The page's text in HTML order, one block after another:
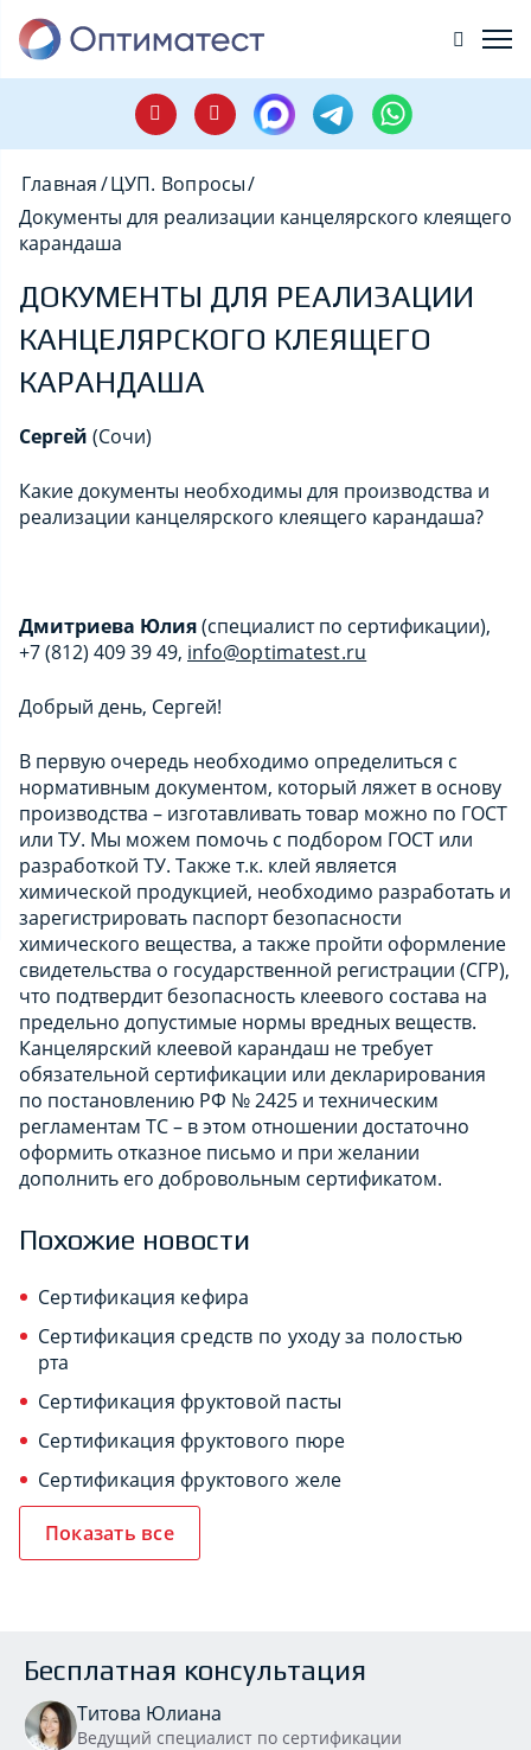
Главная/ЦУП. Вопросы/
Документы для реализации канцелярского клеящего
карандаша
ДОКУМЕНТЫ ДЛЯ РЕАЛИЗАЦИИ
КАНЦЕЛЯРСКОГО КЛЕЯЩЕГО
КАРАНДАША
Сергей (Сочи)
Какие документы необходимы для производства и
реализации канцелярского клеящего карандаша?
Дмитриева Юлия(специалист по сертификации),
+7 (812) 409 39 49, info@optimatest.ru
Добрый день, Сергей!
В первую очередь необходимо определиться с
нормативным документом, который ляжет в основу
производства – изготавливать товар можно по ГОСТ
или ТУ. Мы можем помочь с подбором ГОСТ или
разработкой ТУ. Также т.к. клей является
химической продукцией, необходимо разработать и
зарегистрировать паспорт безопасности
химического вещества, а также пройти оформление
свидетельства о государственной регистрации (СГР),
что подтвердит безопасность клеевого состава на
предельно допустимые нормы вредных веществ.
Канцелярский клеевой карандаш не требует
обязательной сертификации или декларирования
по постановлению РФ № 2425 и техническим
регламентам ТС – в этом отношении достаточно
оформить отказное письмо и при желании
дополнить его добровольным сертификатом.
Похожие новости
Сертификация кефира
Сертификация средств по уходу за полостью
рта
Сертификация фруктовой пасты
Сертификация фруктового пюре
Сертификация фруктового желе
Показать все
Бесплатная консультация
Титова Юлиана
Ведущий специалист по сертификации